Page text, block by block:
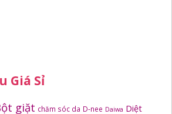
Giá Sỉ
giặt chăm sóc da D-nee Daiwa Diệt